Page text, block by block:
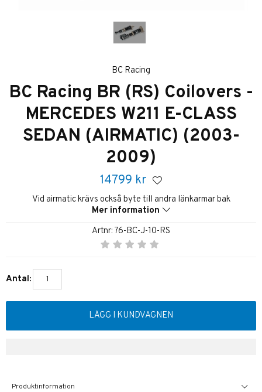
BC Racing
BC Racing BR (RS) Coilovers -
MERCEDES W211 E-CLASS
SEDAN (AIRMATIC) (2003-
2009)
14799 kr
Vid airmatic krävs också byte till andra länkarmar bak
Mer information
Artnr: 76-BC-J-10-RS
Antal:
LÄGG I KUNDVAGNEN
Produktinformation